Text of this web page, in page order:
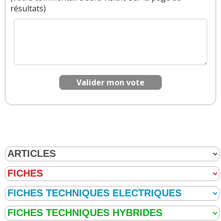
(2024-01-02 17:41:47) : Merci Arkane. Si on déduit
quelque chose de votre message, le système
un minimum à l'aise financièrement, puisque
ici.
Et avec l'E-Tech qui va prédominer, tout comme
le nouveau 1.2 TCE 3 cylindres qui ne semble pas
au top, il y a des arguments qui se profilent à
l'horizon.
Réagir à ce commentaire
résultats)
Valider mon vote